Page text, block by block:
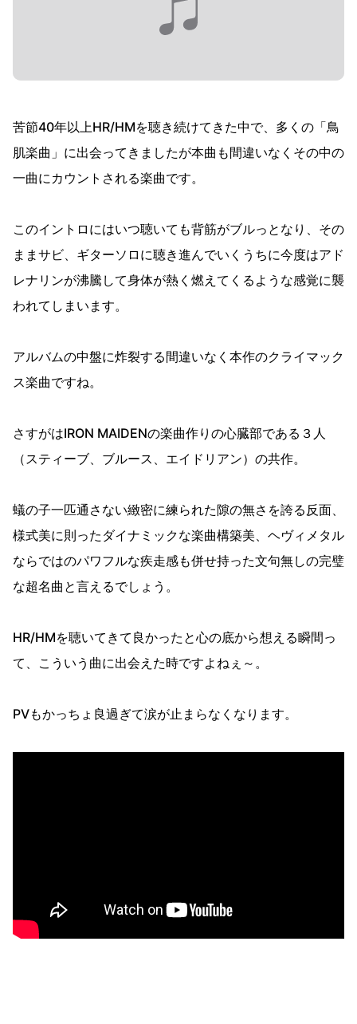
苦節40年以上HR/HMを聴き続けてきた中で、多くの「鳥
肌楽曲」に出会ってきましたが本曲も間違いなくその中の
一曲にカウントされる楽曲です。
このイントロにはいつ聴いても背筋がブルっとなり、その
ままサビ、ギターソロに聴き進んでいくうちに今度はアド
レナリンが沸騰して身体が熱く燃えてくるような感覚に襲
われてしまいます。
アルバムの中盤に炸裂する間違いなく本作のクライマック
ス楽曲ですね。
さすがはIRON MAIDENの楽曲作りの心臓部である３人
（スティーブ、ブルース、エイドリアン）の共作。
蟻の子一匹通さない緻密に練られた隙の無さを誇る反面、
様式美に則ったダイナミックな楽曲構築美、ヘヴィメタル
ならではのパワフルな疾走感も併せ持った文句無しの完璧
な超名曲と言えるでしょう。
HR/HMを聴いてきて良かったと心の底から想える瞬間っ
て、こういう曲に出会えた時ですよねぇ～。
PVもかっちょ良過ぎて涙が止まらなくなります。